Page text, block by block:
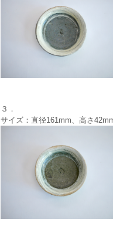
３．
サイズ：直径161mm、高さ